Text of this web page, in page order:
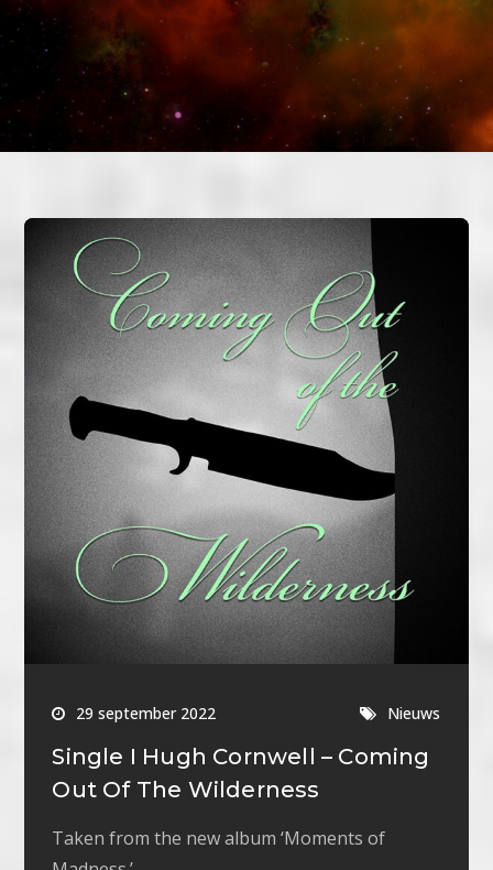
29 september 2022 Nieuws
Single I Hugh Cornwell – Coming
Out Of The Wilderness
Taken from the new album ‘Moments of